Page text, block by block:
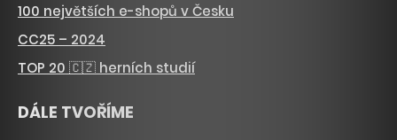
100 největších e-shopů v Česku
CC25 – 2024
TOP 20 🇨🇿 herních studií
DÁLE TVOŘÍME